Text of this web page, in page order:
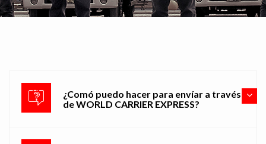
¿Comó puedo hacer para envíar a través
de WORLD CARRIER EXPRESS?